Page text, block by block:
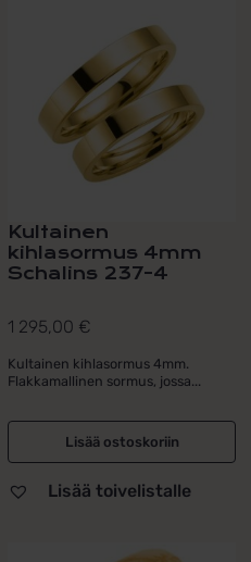
Kultainen
kihlasormus 4mm
Schalins 237-4
1 295,00 €
Kultainen kihlasormus 4mm.
Flakkamallinen sormus, jossa...
Lisää ostoskoriin
Lisää toivelistalle